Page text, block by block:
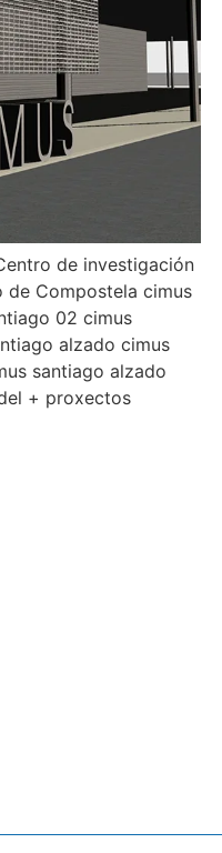
de investigación
de Compostela cimus
02 cimus
alzado cimus
santiago alzado
+ proxectos